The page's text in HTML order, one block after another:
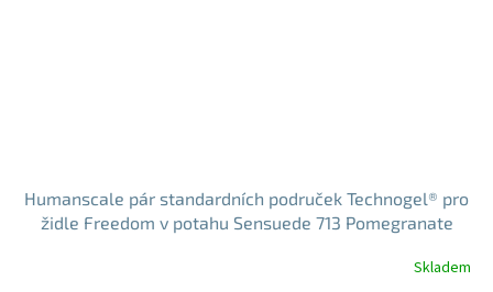
Humanscale pár standardních područek Technogel® pro
židle Freedom v potahu Sensuede 713 Pomegranate
Skladem